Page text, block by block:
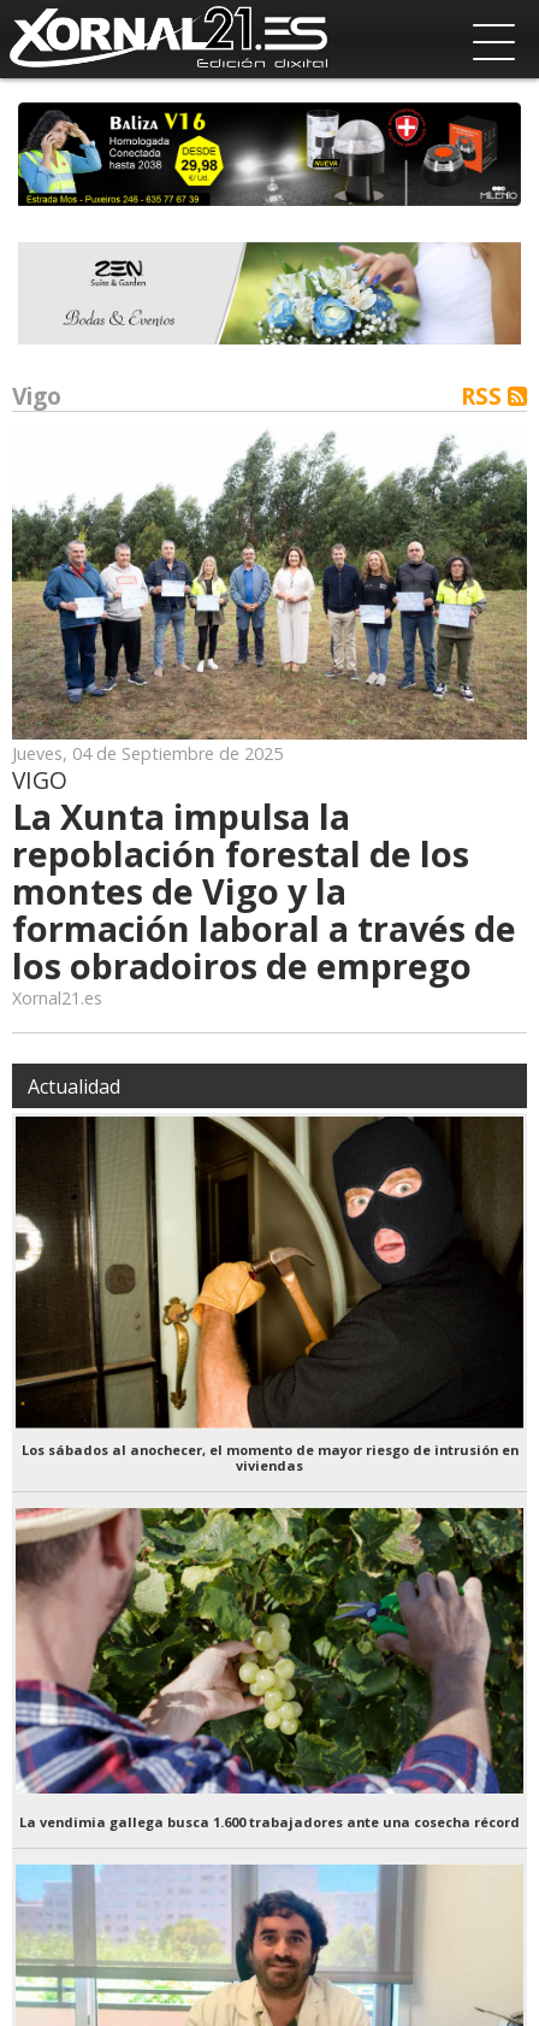
Vigo RSS
Jueves, 04 de Septiembre de 2025
VIGO
La Xunta impulsa la
repoblación forestal de los
montes de Vigo y la
formación laboral a través de
los obradoiros de emprego
Xornal21.es
Actualidad
Los sábados al anochecer, el momento de mayor riesgo de intrusión en
viviendas
La vendimia gallega busca 1.600 trabajadores ante una cosecha récord